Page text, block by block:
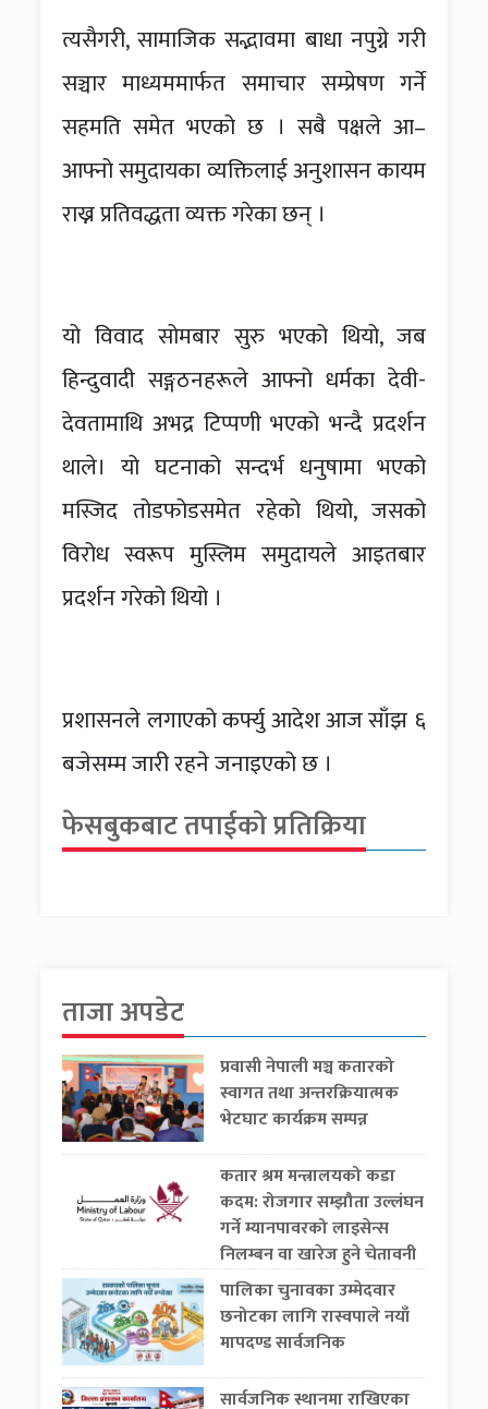
त्यसैगरी, सामाजिक सद्भावमा बाधा नपुग्ने गरी
सञ्चार माध्यममार्फत समाचार सम्प्रेषण गर्ने
सहमति समेत भएको छ । सबै पक्षले आ–
आफ्नो समुदायका व्यक्तिलाई अनुशासन कायम
राख्न प्रतिवद्धता व्यक्त गरेका छन् ।
यो विवाद सोमबार सुरु भएको थियो, जब
हिन्दुवादी सङ्गठनहरूले आफ्नो धर्मका देवी-
देवतामाथि अभद्र टिप्पणी भएको भन्दै प्रदर्शन
थाले। यो घटनाको सन्दर्भ धनुषामा भएको
मस्जिद तोडफोडसमेत रहेको थियो, जसको
विरोध स्वरूप मुस्लिम समुदायले आइतबार
प्रदर्शन गरेको थियो ।
प्रशासनले लगाएको कर्फ्यु आदेश आज साँझ ६
बजेसम्म जारी रहने जनाइएको छ ।
फेसबुकबाट तपाईको प्रतिक्रिया
ताजा अपडेट
प्रवासी नेपाली मञ्च कतारको
स्वागत तथा अन्तरक्रियात्मक
भेटघाट कार्यक्रम सम्पन्न
कतार श्रम मन्त्रालयको कडा
कदम: रोजगार सम्झौता उल्लंघन
गर्ने म्यानपावरको लाइसेन्स
निलम्बन वा खारेज हुने चेतावनी
पालिका चुनावका उम्मेदवार
छनोटका लागि रास्वपाले नयाँ
मापदण्ड सार्वजनिक
सार्वजनिक स्थानमा राखिएका